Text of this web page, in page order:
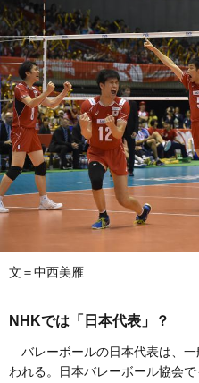
文＝中西美雁
NHKでは「日本代表」？
バレーボールの日本代表は、
われる。日本バレーボール協会